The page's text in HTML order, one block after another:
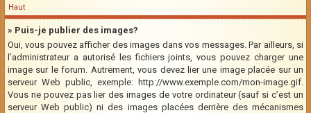
Haut
» Puis-je publier des images?
Oui, vous pouvez afficher des images dans vos messages. Par ailleurs, si
l’administrateur a autorisé les fichiers joints, vous pouvez charger une
image sur le forum. Autrement, vous devez lier une image placée sur un
serveur Web public, exemple: http://www.exemple.com/mon-image.gif.
Vous ne pouvez pas lier des images de votre ordinateur (sauf si c’est un
serveur Web public) ni des images placées derrière des mécanismes